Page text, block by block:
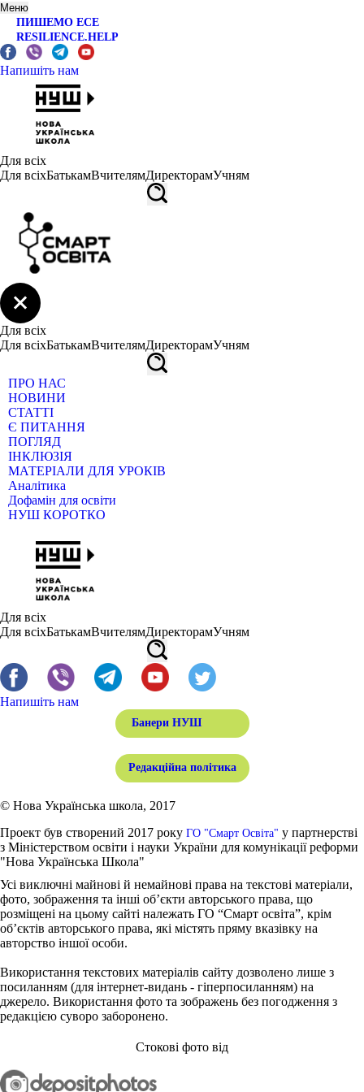
Меню
ПИШЕМО ЕСЕ
RESILIENCE.HELP
Напишіть нам
Для всіх
Для всіхБатькамВчителямДиректорамУчням
Для всіх
Для всіхБатькамВчителямДиректорамУчням
ПРО НАС
НОВИНИ
СТАТТІ
Є ПИТАННЯ
ПОГЛЯД
ІНКЛЮЗІЯ
МАТЕРІАЛИ ДЛЯ УРОКІВ
Аналітика
Дофамін для освіти
НУШ КОРОТКО
Для всіх
Для всіхБатькамВчителямДиректорамУчням
Напишіть нам
Банери НУШ
Редакційна політика
© Нова Українська школа, 2017
Проект був створений 2017 року ГО "Смарт Освіта" у партнерстві
з Міністерством освіти і науки України для комунікації реформи
"Нова Українська Школа"
Усі виключні майнові й немайнові права на текстові матеріали,
фото, зображення та інші об’єкти авторського права, що
розміщені на цьому сайті належать ГО “Смарт освіта”, крім
об’єктів авторського права, які містять пряму вказівку на
авторство іншої особи.
Використання текстових матеріалів сайту дозволено лише з
посиланням (для інтернет-видань - гіперпосиланням) на
джерело. Використання фото та зображень без погодження з
редакцією суворо заборонено.
Стокові фото від